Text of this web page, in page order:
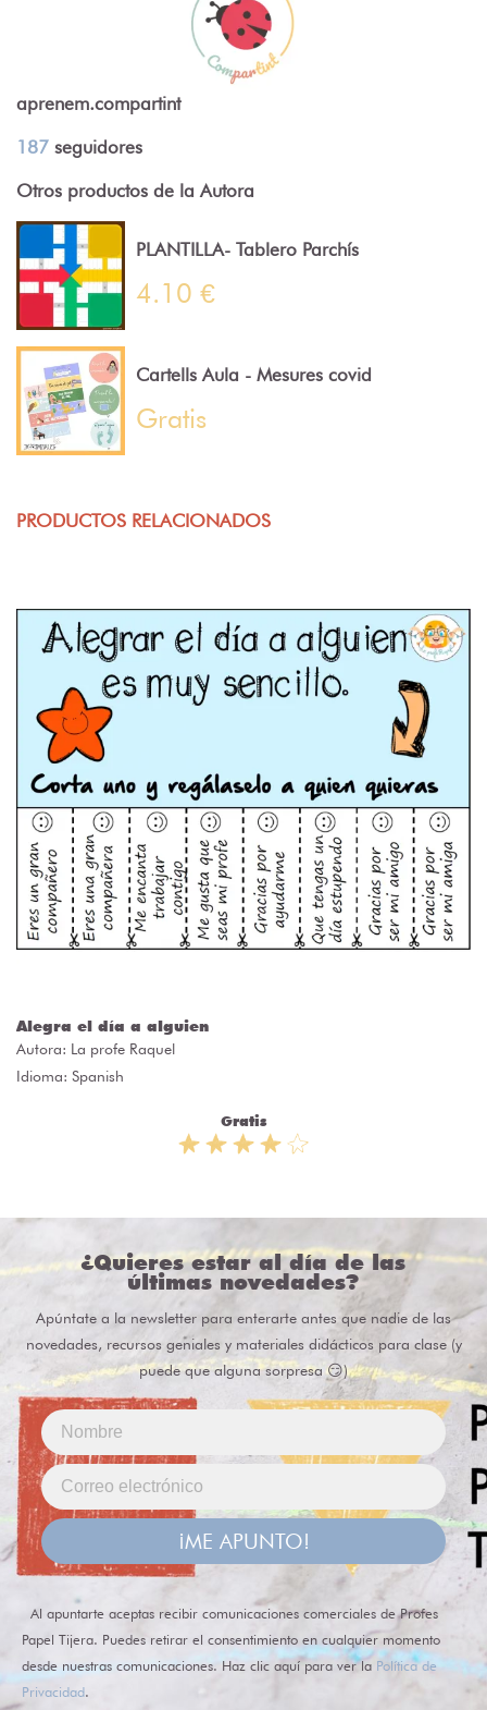
aprenem.compartint
187 seguidores
Otros productos de la Autora
PLANTILLA- Tablero Parchís
4.10 €
Cartells Aula - Mesures covid
Gratis
PRODUCTOS RELACIONADOS
Alegra el día a alguien
Autora: La profe Raquel
Idioma: Spanish
Gratis
¿Quieres estar al día de las
últimas novedades?
Apúntate a la newsletter para enterarte antes que nadie de las
novedades, recursos geniales y materiales didácticos para clase (y
puede que alguna sorpresa 😏)
¡ME APUNTO!
Al apuntarte aceptas recibir comunicaciones comerciales de Profes
Papel Tijera. Puedes retirar el consentimiento en cualquier momento
desde nuestras comunicaciones. Haz clic aquí para ver la Política de
Privacidad.